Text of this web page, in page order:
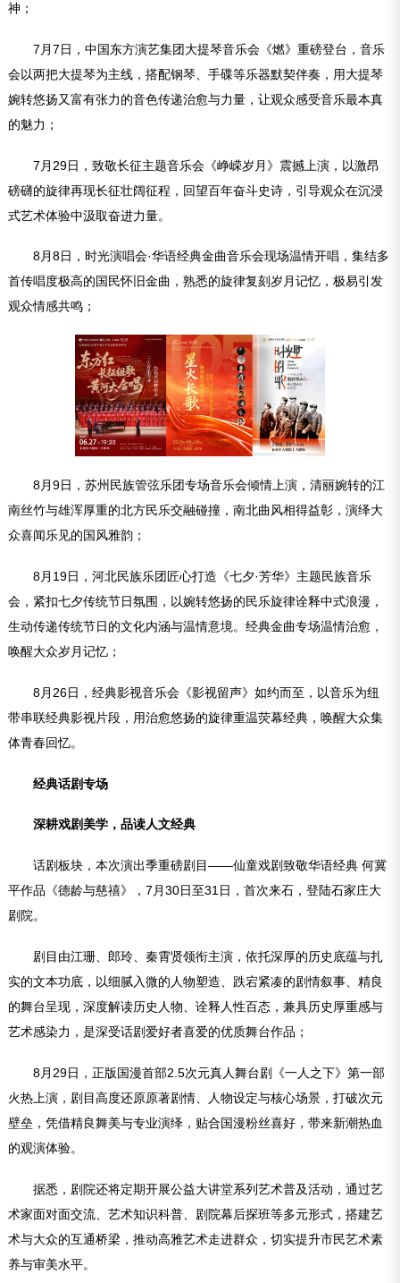
神；
7月7日，中国东方演艺集团大提琴音乐会《燃》重磅登台，音乐
会以两把大提琴为主线，搭配钢琴、手碟等乐器默契伴奏，用大提琴
婉转悠扬又富有张力的音色传递治愈与力量，让观众感受音乐最本真
的魅力；
7月29日，致敬长征主题音乐会《峥嵘岁月》震撼上演，以激昂
磅礴的旋律再现长征壮阔征程，回望百年奋斗史诗，引导观众在沉浸
式艺术体验中汲取奋进力量。
8月8日，时光演唱会·华语经典金曲音乐会现场温情开唱，集结多
首传唱度极高的国民怀旧金曲，熟悉的旋律复刻岁月记忆，极易引发
观众情感共鸣；
8月9日，苏州民族管弦乐团专场音乐会倾情上演，清丽婉转的江
南丝竹与雄浑厚重的北方民乐交融碰撞，南北曲风相得益彰，演绎大
众喜闻乐见的国风雅韵；
8月19日，河北民族乐团匠心打造《七夕·芳华》主题民族音乐
会，紧扣七夕传统节日氛围，以婉转悠扬的民乐旋律诠释中式浪漫，
生动传递传统节日的文化内涵与温情意境。经典金曲专场温情治愈，
唤醒大众岁月记忆；
8月26日，经典影视音乐会《影视留声》如约而至，以音乐为纽
带串联经典影视片段，用治愈悠扬的旋律重温荧幕经典，唤醒大众集
体青春回忆。
经典话剧专场
深耕戏剧美学，品读人文经典
话剧板块，本次演出季重磅剧目——仙童戏剧致敬华语经典 何冀
平作品《德龄与慈禧》，7月30日至31日，首次来石，登陆石家庄大
剧院。
剧目由江珊、郎玲、秦霄贤领衔主演，依托深厚的历史底蕴与扎
实的文本功底，以细腻入微的人物塑造、跌宕紧凑的剧情叙事、精良
的舞台呈现，深度解读历史人物、诠释人性百态，兼具历史厚重感与
艺术感染力，是深受话剧爱好者喜爱的优质舞台作品；
8月29日，正版国漫首部2.5次元真人舞台剧《一人之下》第一部
火热上演，剧目高度还原原著剧情、人物设定与核心场景，打破次元
壁垒，凭借精良舞美与专业演绎，贴合国漫粉丝喜好，带来新潮热血
的观演体验。
据悉，剧院还将定期开展公益大讲堂系列艺术普及活动，通过艺
术家面对面交流、艺术知识科普、剧院幕后探班等多元形式，搭建艺
术与大众的互通桥梁，推动高雅艺术走进群众，切实提升市民艺术素
养与审美水平。